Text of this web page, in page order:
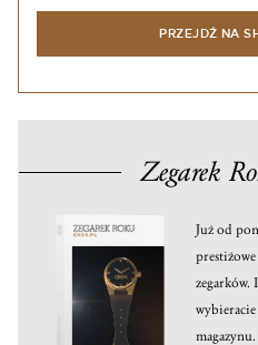
PRZEJDŹ NA
Zegarek
Już od
zegarków.
magazynu.